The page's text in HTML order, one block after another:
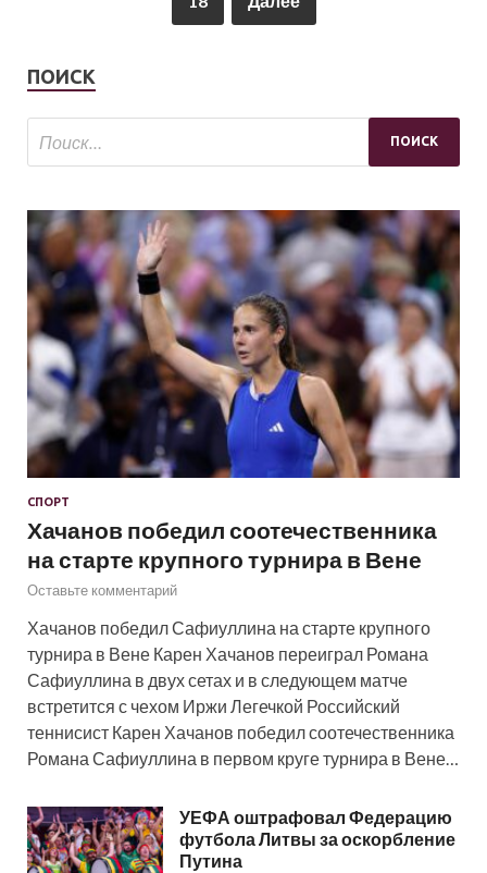
ПОИСК
СПОРТ
Хачанов победил соотечественника
на старте крупного турнира в Вене
Оставьте комментарий
Хачанов победил Сафиуллина на старте крупного
турнира в Вене Карен Хачанов переиграл Романа
Сафиуллина в двух сетах и в следующем матче
встретится с чехом Иржи Легечкой Российский
теннисист Карен Хачанов победил соотечественника
Романа Сафиуллина в первом круге турнира в Вене…
УЕФА оштрафовал Федерацию
футбола Литвы за оскорбление
Путина